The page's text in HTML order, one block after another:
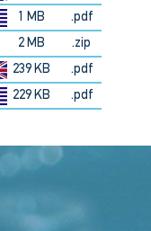
1 MB
.pdf
2 MB
.zip
239 KB
.pdf
229 KB .pdf